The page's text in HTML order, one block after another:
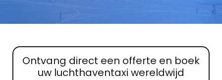
Ontvang direct een offerte en boek
uw luchthaventaxi wereldwijd